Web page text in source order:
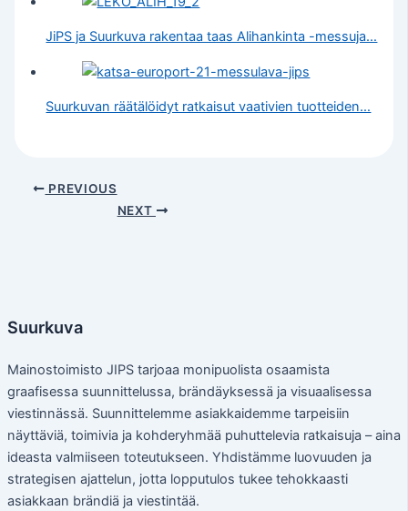
JiPS ja Suurkuva rakentaa taas Alihankinta -messuja…
Suurkuvan räätälöidyt ratkaisut vaativien tuotteiden…
PREVIOUS
NEXT
Suurkuva
Mainostoimisto JIPS tarjoaa monipuolista osaamista
graafisessa suunnittelussa, brändäyksessä ja visuaalisessa
viestinnässä. Suunnittelemme asiakkaidemme tarpeisiin
näyttäviä, toimivia ja kohderyhmää puhuttelevia ratkaisuja – aina
ideasta valmiiseen toteutukseen. Yhdistämme luovuuden ja
strategisen ajattelun, jotta lopputulos tukee tehokkaasti
asiakkaan brändiä ja viestintää.